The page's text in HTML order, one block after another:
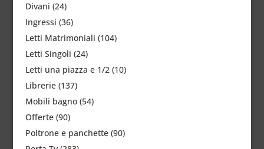
Divani (24)
Ingressi (36)
Letti Matrimoniali (104)
Letti Singoli (24)
Letti una piazza e 1/2 (10)
Librerie (137)
Mobili bagno (54)
Offerte (90)
Poltrone e panchette (90)